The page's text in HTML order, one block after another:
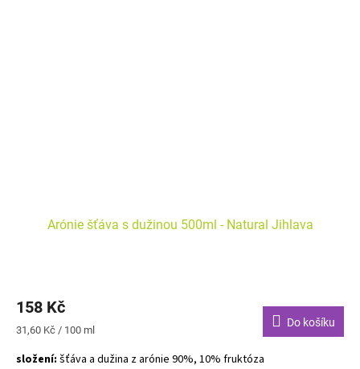
Arónie šťáva s dužinou 500ml - Natural Jihlava
158 Kč
Měrná
31,60 Kč / 100 ml
Do košíku
složení: šťáva a dužina z arónie 90%, 10% fruktóza